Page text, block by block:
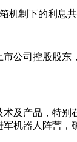
制下的利息共
公司控股股
及产品，特
机器人阵营，